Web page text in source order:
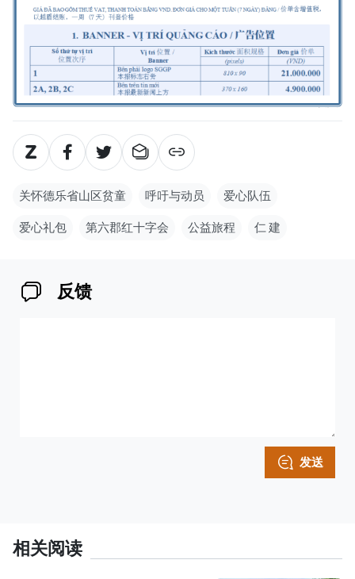
关怀德乐省山区贫童 呼吁与动员 爱心队伍
爱心礼包 第六郡红十字会 公益旅程 仁 建
反馈
发送
相关阅读